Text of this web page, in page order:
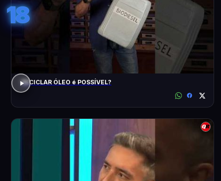
18
RECICLAR ÓLEO é POSSÍVEL?